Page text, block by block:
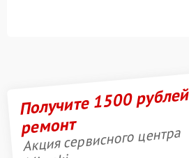
Получите 1500
ремонт
Акция сервисного центра